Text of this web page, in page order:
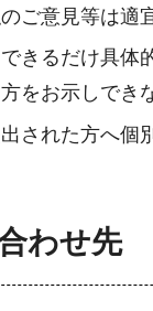
ご意見等は適
きるだけ具体
をお示しでき
された方へ個
わせ先